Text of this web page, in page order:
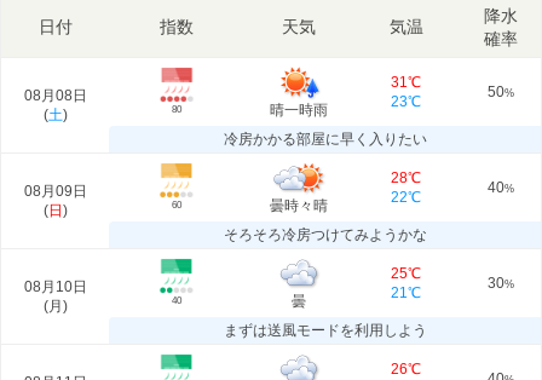
日付 指数 天気 気温
降水
確率
08月08日
(土) 80 晴一時雨
31℃
23℃
50%
冷房かかる部屋に早く入りたい
08月09日
(日 ) 60 曇時々晴
28℃
22℃
40%
そろそろ冷房つけてみようかな
08月10日
(月 ) 40 曇
25℃
21℃
30%
まずは送風モードを利用しよう
26℃